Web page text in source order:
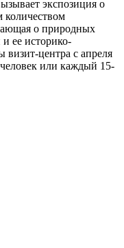
экспозиция о
количеством
о природных
ее историко-
визит-центра с апреля
или каждый 15-